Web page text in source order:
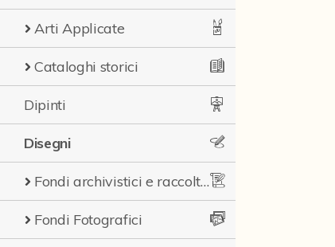
Arti Applicate
Cataloghi storici
Dipinti
Disegni
Fondi archivistici e raccolte documentarie
Fondi Fotografici